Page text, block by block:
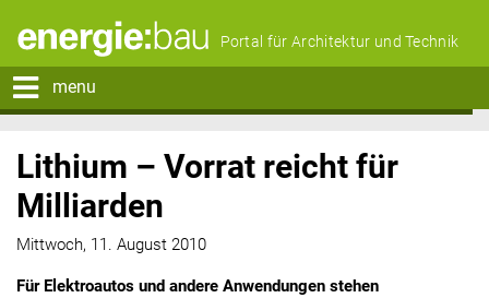
Portal für Architektur und Technik
menu
Lithium – Vorrat reicht für
Milliarden
Mittwoch, 11. August 2010
Für Elektroautos und andere Anwendungen stehen